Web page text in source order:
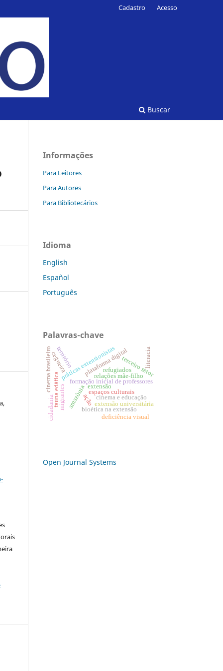
Buscar
Cadastro Acesso
Informações
Para Leitores
Para Autores
Para Bibliotecários
Idioma
English
Español
Português
Palavras-chave
espaços culturais
formação inicial de professores
práticas extensionistas
amazônia
fauna edáfica cinema e educação
cinema brasileiro plataforma digital
extensão universitária
terceiro setor
território
bioética na extensão
relações mãe-filho
refugiados
migrantes
cegueira
deficiência visual
literacia
ação
cidadania
extensão
Open Journal Systems